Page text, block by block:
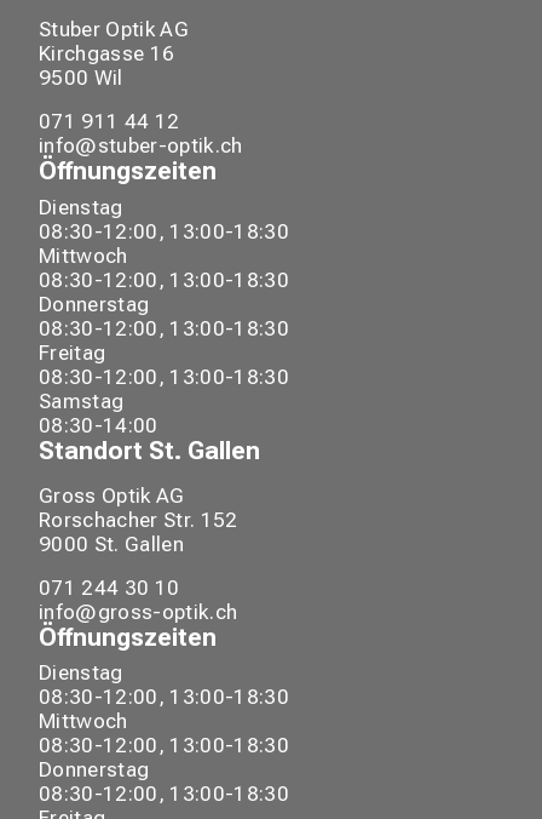
Stuber Optik AG
Kirchgasse 16
9500 Wil
071 911 44 12
info@stuber-optik.ch
Öffnungszeiten
Dienstag
08:30-12:00, 13:00-18:30
Mittwoch
08:30-12:00, 13:00-18:30
Donnerstag
08:30-12:00, 13:00-18:30
Freitag
08:30-12:00, 13:00-18:30
Samstag
08:30-14:00
Standort St. Gallen
Gross Optik AG
Rorschacher Str. 152
9000 St. Gallen
071 244 30 10
info@gross-optik.ch
Öffnungszeiten
Dienstag
08:30-12:00, 13:00-18:30
Mittwoch
08:30-12:00, 13:00-18:30
Donnerstag
08:30-12:00, 13:00-18:30